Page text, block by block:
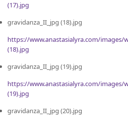
(17).jpg
gravidanza_II_jpg (18).jpg
https://www.anastasialyra.com/images/
(18).jpg
gravidanza_II_jpg (19).jpg
https://www.anastasialyra.com/images/
(19).jpg
gravidanza_II_jpg (20).jpg